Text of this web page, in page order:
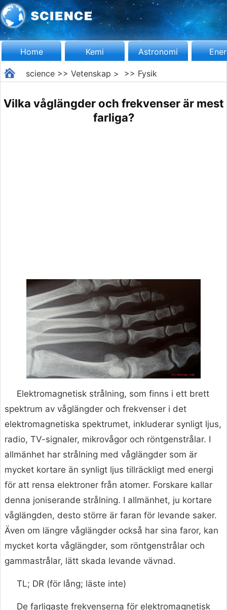
Home Kemi Astronomi
science>> Vetenskap > >> Fysik
Vilka våglängder och frekvenser är mest
farliga?
Elektromagnetisk strålning, som finns i ett brett
spektrum av våglängder och frekvenser i det
elektromagnetiska spektrumet, inkluderar synligt ljus,
radio, TV-signaler, mikrovågor och röntgenstrålar. I
allmänhet har strålning med våglängder som är
mycket kortare än synligt ljus tillräckligt med energi
för att rensa elektroner från atomer. Forskare kallar
denna joniserande strålning. I allmänhet, ju kortare
våglängden, desto större är faran för levande saker.
Även om längre våglängder också har sina faror, kan
mycket korta våglängder, som röntgenstrålar och
gammastrålar, lätt skada levande vävnad.
TL; DR (för lång; läste inte)
De farligaste frekvenserna för elektromagnetisk